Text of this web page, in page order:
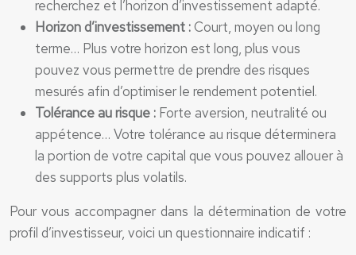
recherchez et l’horizon d’investissement adapté.
Horizon d’investissement :Court, moyen ou long
terme… Plus votre horizon est long, plus vous
pouvez vous permettre de prendre des risques
mesurés afin d’optimiser le rendement potentiel.
Tolérance au risque : Forte aversion, neutralité ou
appétence… Votre tolérance au risque déterminera
la portion de votre capital que vous pouvez allouer à
des supports plus volatils.
Pour vous accompagner dans la détermination de votre
profil d’investisseur, voici un questionnaire indicatif :